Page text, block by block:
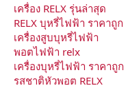
เครื่อง RELX รุ่นล่าสุด
RELX บุหรี่ไฟฟ้า ราคาถูก
เครื่องสูบบุหรี่ไฟฟ้า
พอตไฟฟ้า relx
เครื่องบุหรี่ไฟฟ้า ราคาถูก
รสชาติหัวพอต RELX